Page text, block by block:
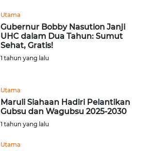
Utama
Gubernur Bobby Nasution Janji
UHC dalam Dua Tahun: Sumut
Sehat, Gratis!
1 tahun yang lalu
Utama
Maruli Siahaan Hadiri Pelantikan
Gubsu dan Wagubsu 2025-2030
1 tahun yang lalu
Utama